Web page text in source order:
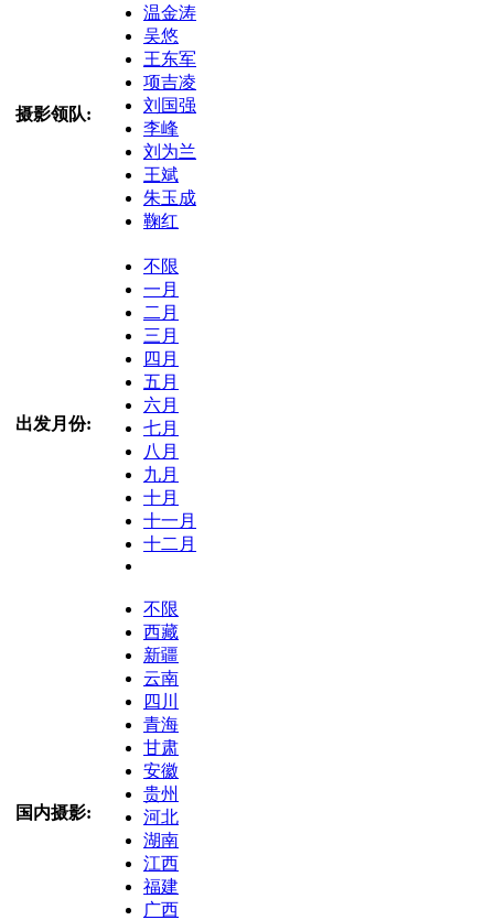
摄影领队:
温金涛
吴悠
王东军
项吉凌
刘国强
李峰
刘为兰
王斌
朱玉成
鞠红
出发月份:
不限
一月
二月
三月
四月
五月
六月
七月
八月
九月
十月
十一月
十二月
国内摄影:
不限
西藏
新疆
云南
四川
青海
甘肃
安徽
贵州
河北
湖南
江西
福建
广西